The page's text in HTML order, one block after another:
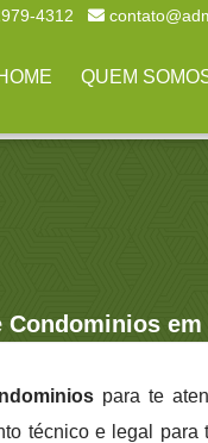
4312
QUEM
para te
técnico e legal para